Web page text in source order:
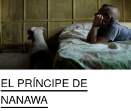
EL PRÍNCIPE DE
NANAWA